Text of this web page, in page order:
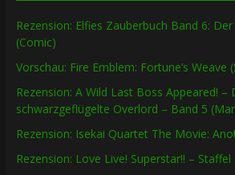
Rezension: Elfies Zauberbuch Band 6:
(Comic)
Vorschau: Fire Emblem: Fortune’s Weave
Rezension: A Wild Last Boss Appeared! –
schwarzgeflügelte Overlord – Band 5
Rezension: Isekai Quartet The Movie:
Rezension: Love Live! Superstar!! – Staffel